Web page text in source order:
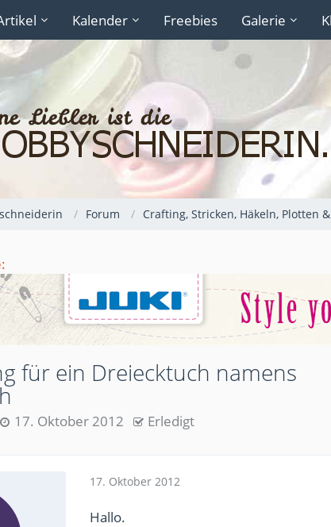
Kalender Freebies Galerie
Forum Crafting, Stricken, Häkeln, Plotten &
für ein Dreiecktuch namens
17. Oktober 2012 Erledigt
17. Oktober 2012
Hallo.